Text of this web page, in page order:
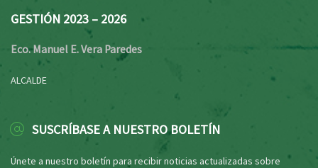
GESTIÓN 2023 – 2026
Eco. Manuel E. Vera Paredes
ALCALDE
SUSCRÍBASE A NUESTRO BOLETÍN
Únete a nuestro boletín para recibir noticias actualizadas sobre